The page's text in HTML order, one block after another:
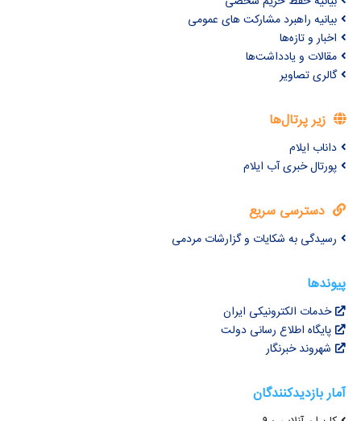
بیانیه راهبرد مشارکت های عمومی
اخبار و تازه‌ها
مقالات و یادداشت‌ها
گالری تصاویر
زیر پرتال‌ها
داناب ایلام
پورتال خبری آب ایلام
دسترسی سریع
رسیدگی به شکایات و گزارشات مردمی
پیوندها
خدمات الکترونیکی ایران
پایگاه اطلاع رسانی دولت
شهروند خبرنگار
آمار بازدیدکنندگان